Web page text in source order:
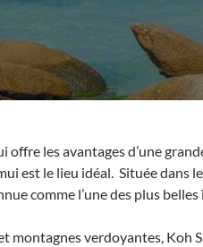
offre les avantages d’une
est le lieu idéal. Située dans
comme l’une des plus
montagnes verdoyantes,